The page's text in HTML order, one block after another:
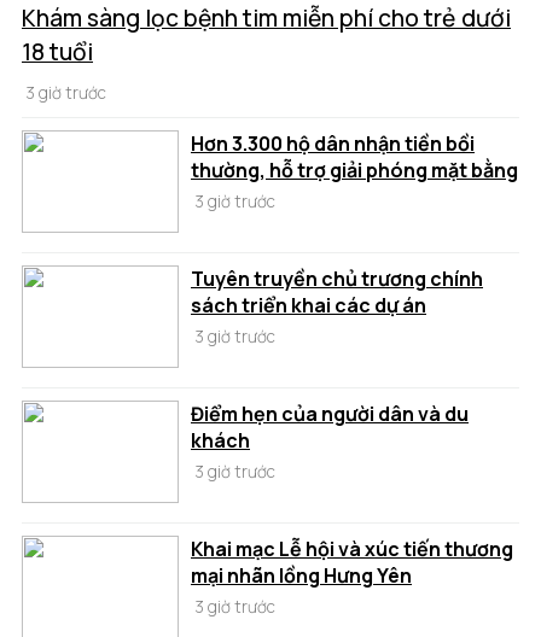
Khám sàng lọc bệnh tim miễn phí cho trẻ dưới
18 tuổi
3 giờ trước
Hơn 3.300 hộ dân nhận tiền bồi
thường, hỗ trợ giải phóng mặt bằng
3 giờ trước
Tuyên truyền chủ trương chính
sách triển khai các dự án
3 giờ trước
Điểm hẹn của người dân và du
khách
3 giờ trước
Khai mạc Lễ hội và xúc tiến thương
mại nhãn lồng Hưng Yên
3 giờ trước